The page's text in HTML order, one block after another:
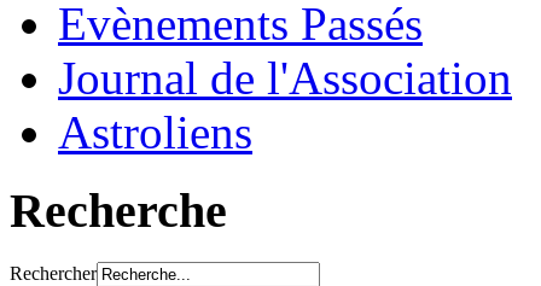
Evènements Passés
Journal de l'Association
Astroliens
Recherche
Rechercher